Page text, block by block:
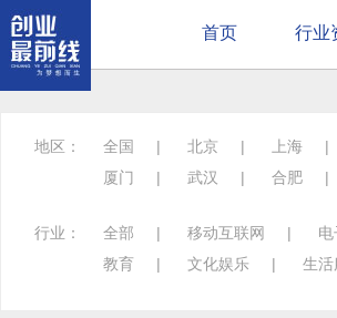
首页 行业
地区： 全国 | 北京 | 上海 |
厦门
| 武汉 | 合肥 |
行业： 全部 | 移动互联网 |
教育
| 文化娱乐 | 生活